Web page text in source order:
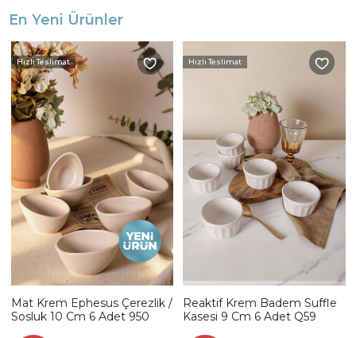
En Yeni Ürünler
Hızlı Teslimat
Mat Krem Ephesus Çerezlik /
Sosluk 10 Cm 6 Adet 950
Hızlı Teslimat
Reaktif Krem Badem Suffle
Kasesi 9 Cm 6 Adet Q59